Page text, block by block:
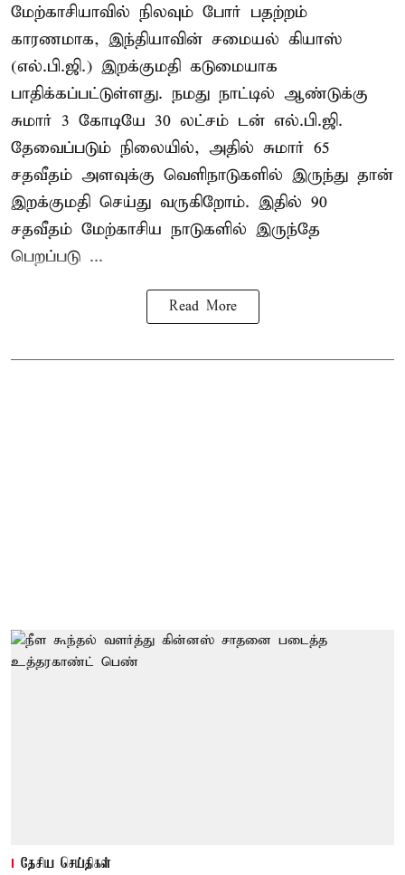
மேற்காசியாவில் நிலவும் போர் பதற்றம்
காரணமாக, இந்தியாவின் சமையல் கியாஸ்
(எல்.பி.ஜி.) இறக்குமதி கடுமையாக
பாதிக்கப்பட்டுள்ளது. நமது நாட்டில் ஆண்டுக்கு
சுமார் 3 கோடியே 30 லட்சம் டன் எல்.பி.ஜி.
தேவைப்படும் நிலையில், அதில் சுமார் 65
சதவீதம் அளவுக்கு வெளிநாடுகளில் இருந்து தான்
இறக்குமதி செய்து வருகிறோம். இதில் 90
சதவீதம் மேற்காசிய நாடுகளில் இருந்தே
பெறப்படு ...
Read More
தேசிய செய்திகள்